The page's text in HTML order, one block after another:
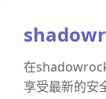
在
享受最新的安